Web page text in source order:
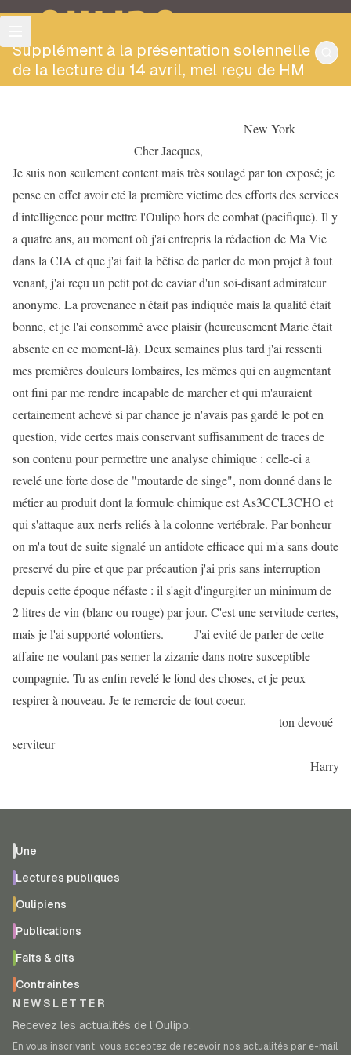
OULIPO
Supplément à la présentation solennelle
de la lecture du 14 avril, mel reçu de HM
New York
Cher Jacques,
Je suis non seulement content mais très soulagé par ton exposé; je
pense en effet avoir eté la première victime des efforts des services
d'intelligence pour mettre l'Oulipo hors de combat (pacifique). Il y
a quatre ans, au moment où j'ai entrepris la rédaction de Ma Vie
dans la CIA et que j'ai fait la bêtise de parler de mon projet à tout
venant, j'ai reçu un petit pot de caviar d'un soi-disant admirateur
anonyme. La provenance n'était pas indiquée mais la qualité était
bonne, et je l'ai consommé avec plaisir (heureusement Marie était
absente en ce moment-là). Deux semaines plus tard j'ai ressenti
mes premières douleurs lombaires, les mêmes qui en augmentant
ont fini par me rendre incapable de marcher et qui m'auraient
certainement achevé si par chance je n'avais pas gardé le pot en
question, vide certes mais conservant suffisamment de traces de
son contenu pour permettre une analyse chimique : celle-ci a
revelé une forte dose de "moutarde de singe", nom donné dans le
métier au produit dont la formule chimique est As3CCL3CHO et
qui s'attaque aux nerfs reliés à la colonne vertébrale. Par bonheur
on m'a tout de suite signalé un antidote efficace qui m'a sans doute
preservé du pire et que par précaution j'ai pris sans interruption
depuis cette époque néfaste : il s'agit d'ingurgiter un minimum de
2 litres de vin (blanc ou rouge) par jour. C'est une servitude certes,
mais je l'ai supporté volontiers. J'ai evité de parler de cette
affaire ne voulant pas semer la zizanie dans notre susceptible
compagnie. Tu as enfin revelé le fond des choses, et je peux
respirer à nouveau. Je te remercie de tout coeur.
ton devoué
serviteur
Harry
Une
Lectures publiques
Oulipiens
Publications
Faits & dits
Contraintes
NEWSLETTER
Recevez les actualités de l’Oulipo.
En vous inscrivant, vous acceptez de recevoir nos actualités par e-mail